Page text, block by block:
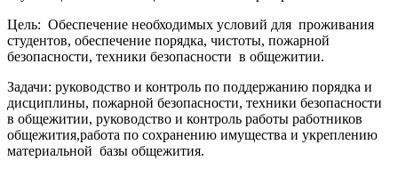
Цель: Обеспечение необходимых условий для проживания
студентов, обеспечение порядка, чистоты, пожарной
безопасности, техники безопасности в общежитии.
Задачи: руководство и контроль по поддержанию порядка и
дисциплины, пожарной безопасности, техники безопасности
в общежитии, руководство и контроль работы работников
общежития,работа по сохранению имущества и укреплению
материальной базы общежития.